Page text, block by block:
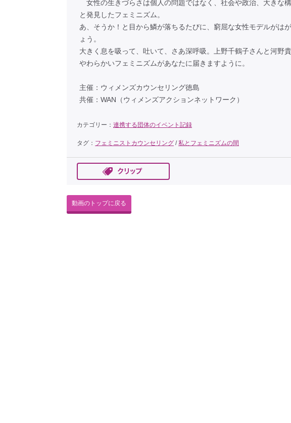
女性の生きづらさは個人の問題ではなく、社会や政治、大きな
と発見したフェミニズム。
あ、そうか！と目から鱗が落ちるたびに、窮屈な女性モデルがは
ょう。
大きく息を吸って、吐いて、さあ深呼吸。上野千鶴子さんと河野
やわらかいフェミニズムがあなたに届きますように。
主催：ウィメンズカウンセリング徳島
共催：WAN（ウィメンズアクションネットワーク）
カテゴリー： 連携する団体のイベント記録
タグ： フェミニストカウンセリング /私とフェミニズムの間
動画のトップに戻る